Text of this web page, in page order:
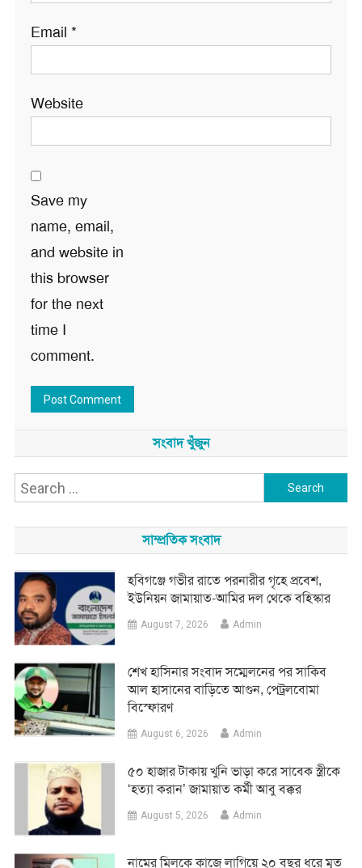
Email *
Website
Save my
name, email,
and website in
this browser
for the next
time I
comment.
সংবাদ খুঁজুন
Search
সাম্প্রতিক সংবাদ
হবিগঞ্জে গভীর রাতে পরনারীর গৃহে প্রবেশ,
ইউনিয়ন জামায়াত-আমির দল থেকে বহিস্কার
August 7, 2026 Admin
শেখ হাসিনার সংবাদ সম্মেলনের পর সাকিব
আল হাসানের বাড়িতে আগুন, পেট্রলবোমা
বিস্ফোরণ
August 6, 2026 Admin
৫০ হাজার টাকায় খুনি ভাড়া করে সাবেক স্ত্রীকে
‘হত্যা করান’ জামায়াত কর্মী আবু বক্কর
August 5, 2026 Admin
নামের মিলকে কাজে লাগিয়ে ২০ বছর ধরে মৃত